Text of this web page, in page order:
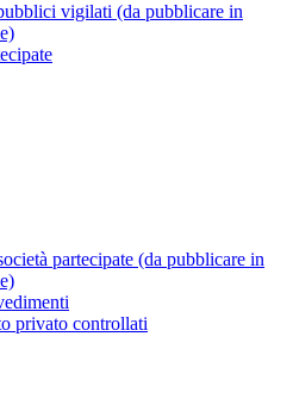
vigilati (da pubblicare in
partecipate (da pubblicare in
privato controllati